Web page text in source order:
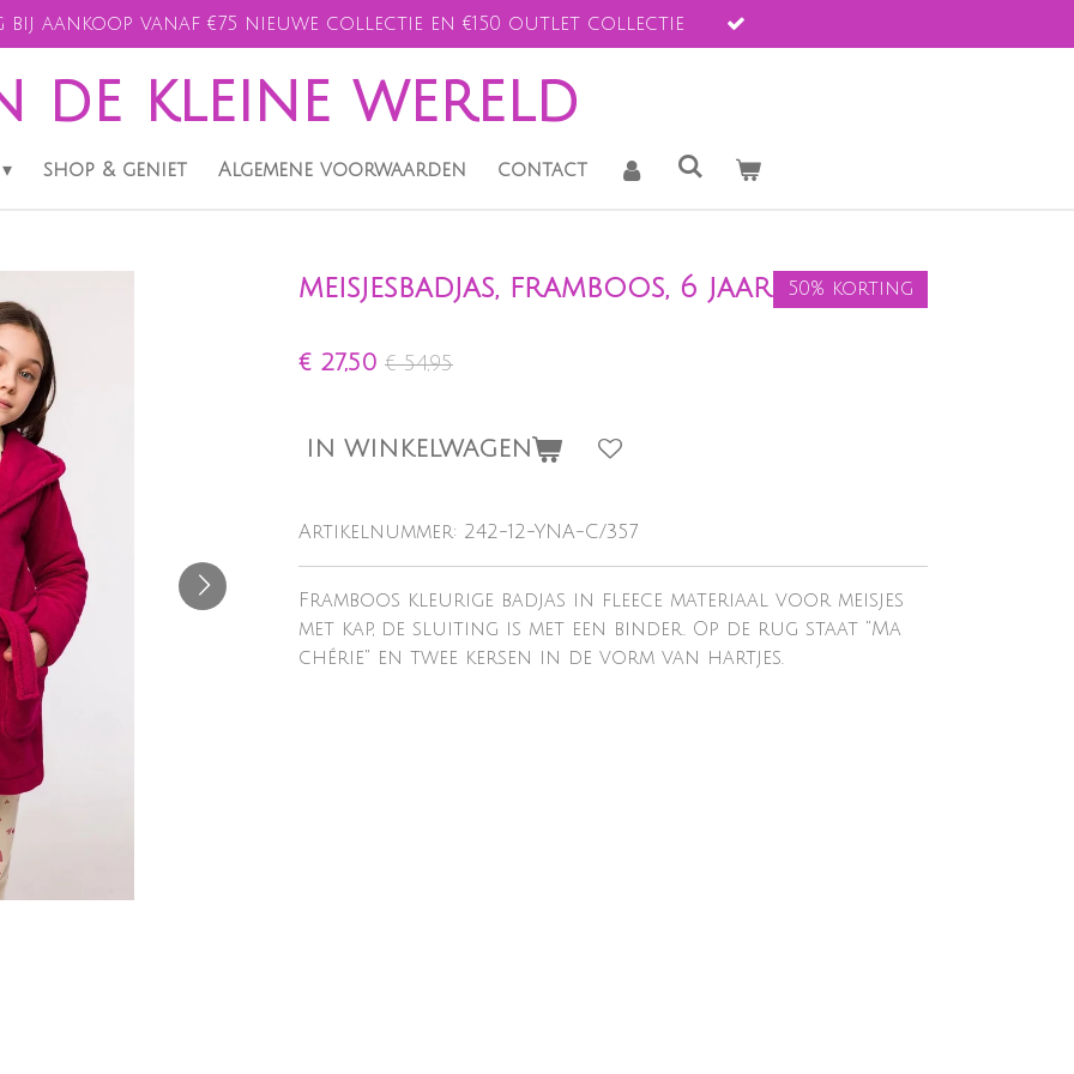
bij aankoop vanaf €75 nieuwe collectie en €150 outlet collectie
de kleine wereld
shop & geniet Algemene voorwaarden contact
meisjesbadjas, framboos, 6 jaar 50% korting
€ 27,50 € 54,95
IN WINKELWAGEN
Artikelnummer: 242-12-YNA-C/357
Framboos kleurige badjas in fleece materiaal voor meisjes
met kap, de sluiting is met een binder. Op de rug staat "Ma
chérie" en twee kersen in de vorm van hartjes.